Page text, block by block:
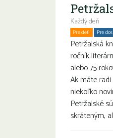
Každý deň
Pre deti Pre
Petržalská
ročník
alebo 75
Ak máte
niekoľko
Petržalské
skráteným,